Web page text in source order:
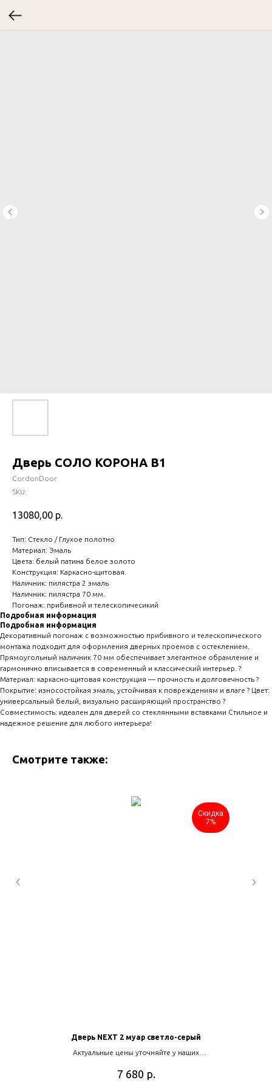
Дверь СОЛО КОРОНА B1
CordonDoor
SKU:
13080,00 р.
Тип: Стекло / Глухое полотно
Материал: Эмаль
Цвета: белый патина белое золото
Конструкция: Каркасно-щитовая.
Наличник: пилястра 2 эмаль
Наличник: пилястра 70 мм.
Погонаж: прибивной и телескопичесикий
Подробная информация
Подробная информация
Декоративный погонаж с возможностью прибивного и телескопического
монтажа подходит для оформления дверных проемов с остеклением.
Прямоугольный наличник 70 мм обеспечивает элегантное обрамление и
гармонично вписывается в современный и классический интерьер. ?
Материал: каркасно-щитовая конструкция — прочность и долговечность ?
Покрытие: износостойкая эмаль, устойчивая к повреждениям и влаге ? Цвет:
универсальный белый, визуально расширяющий пространство ?
Совместимость: идеален для дверей со стеклянными вставками Стильное и
надежное решение для любого интерьера!
Смотрите также:
Скидка
7%
Дверь NEXT 2 муар светло-серый
Актуальные цены уточняйте у наших
7 680 р.